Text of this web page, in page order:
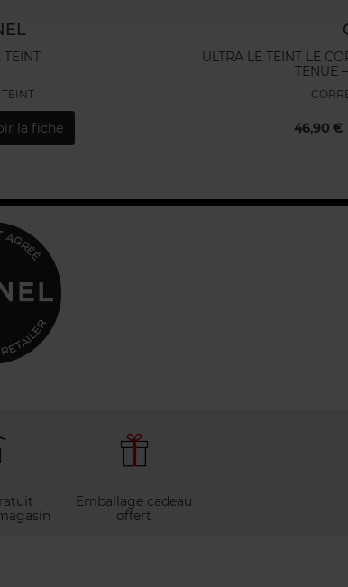
TEINT
la fiche
ULTRA LE TEINT LE
TENUE
46,90 €
Emballage cadeau
offert